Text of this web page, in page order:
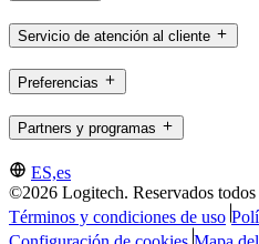
Servicio de atención al cliente
Preferencias
Partners y programas
ES,es
©2026 Logitech. Reservados todos
Términos y condiciones de uso